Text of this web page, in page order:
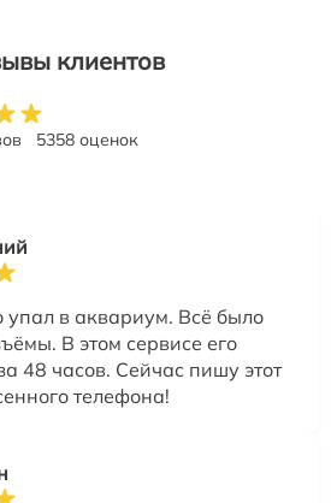
клиентов
5358 оценок
упал в аквариум. Всё было
В этом сервисе его
48 часов. Сейчас пишу этот
телефона!